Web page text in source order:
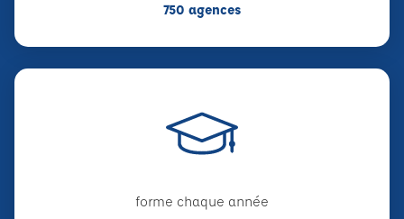
750 agences
forme chaque année